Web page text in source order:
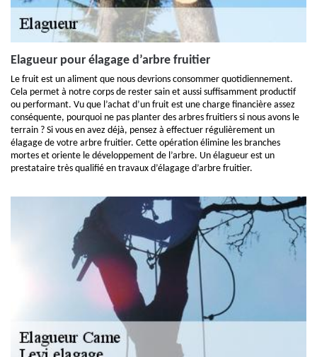
Elagueur pour élagage d’arbre fruitier
Le fruit est un aliment que nous devrions consommer quotidiennement.
Cela permet à notre corps de rester sain et aussi suffisamment productif
ou performant. Vu que l’achat d’un fruit est une charge financière assez
conséquente, pourquoi ne pas planter des arbres fruitiers si nous avons le
terrain ? Si vous en avez déjà, pensez à effectuer régulièrement un
élagage de votre arbre fruitier. Cette opération élimine les branches
mortes et oriente le développement de l’arbre. Un élagueur est un
prestataire très qualifié en travaux d’élagage d’arbre fruitier.